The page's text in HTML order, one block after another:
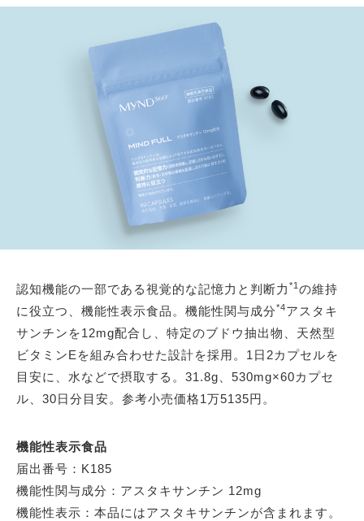
認知機能の一部である視覚的な記憶力と判断力 *1の維持
に役立つ、機能性表示食品。機能性関与成分*4アスタキ
サンチンを12mg配合し、特定のブドウ抽出物、天然型
ビタミンEを組み合わせた設計を採用。1日2カプセルを
目安に、水などで摂取する。31.8g、530mg×60カプセ
ル、30日分目安。参考小売価格1万5135円。
機能性表示食品
届出番号：K185
機能性関与成分：アスタキサンチン 12mg
機能性表示：本品にはアスタキサンチンが含まれます。